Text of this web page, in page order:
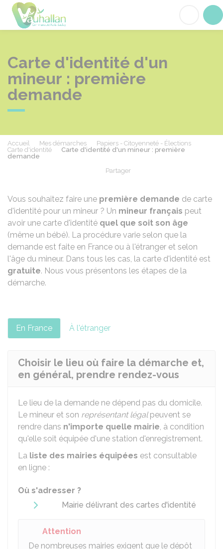
Carte d'identité d'un
mineur : première
demande
Accueil Mes démarches
Papiers - Citoyenneté - Élections
Carte d'identité
Carte d'identité d'un mineur : première
demande
Partager
Vous souhaitez faire une première demande de carte
d'identité pour un mineur ? Un mineur français peut
avoir une carte d'identité quel que soit son âge
(même un bébé). La procédure varie selon que la
demande est faite en France ou à l'étranger et selon
l'âge du mineur. Dans tous les cas, la carte d'identité est
gratuite. Nous vous présentons les étapes de la
démarche.
En France À l'étranger
Choisir le lieu où faire la démarche et,
en général, prendre rendez-vous
Le lieu de la demande ne dépend pas du domicile.
Le mineur et son représentant légalpeuvent se
rendre dans n'importe quelle mairie, à condition
qu'elle soit équipée d'une station d'enregistrement.
La liste des mairies équipées est consultable
en ligne :
Où s'adresser ?
Mairie délivrant des cartes d'identité
Attention
De nombreuses mairies exigent que le dépôt